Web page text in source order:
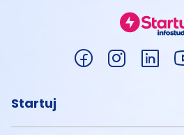
Startuj